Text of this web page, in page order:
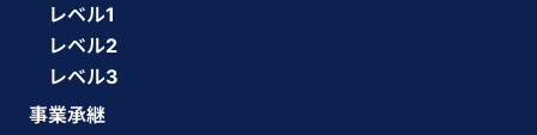
レベル1
レベル2
レベル3
事業承継